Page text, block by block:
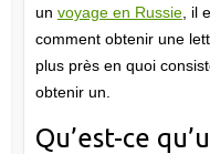
un voyage en Russie, il
comment obtenir une
plus près en quoi
obtenir un.
Qu’est-ce